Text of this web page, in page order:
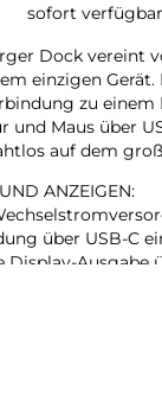
sofort verfügbar
Dock vereint
einzigen
zu
und Maus über
auf dem
ANZEIGEN:
über USB-C
Ausgabe
liefert der